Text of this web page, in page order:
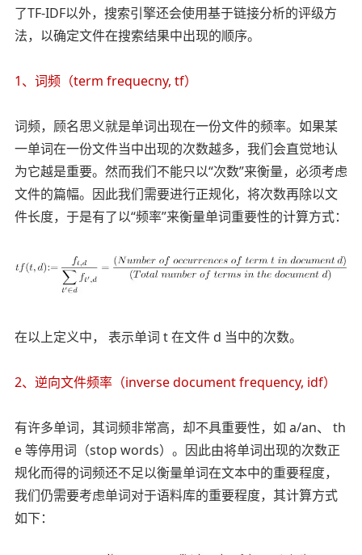
了TF-IDF以外，搜索引擎还会使用基于链接分析的评级方
法，以确定文件在搜索结果中出现的顺序。
1、词频（term frequecny, tf）
词频，顾名思义就是单词出现在一份文件的频率。如果某
一单词在一份文件当中出现的次数越多，我们会直觉地认
为它越是重要。然而我们不能只以“次数”来衡量，必须考虑
文件的篇幅。因此我们需要进行正规化，将次数再除以文
件长度，于是有了以“频率”来衡量单词重要性的计算方式：
在以上定义中， 表示单词 t 在文件 d 当中的次数。
2、逆向文件频率（inverse document frequency, idf）
有许多单词，其词频非常高，却不具重要性，如 a/an、 th
e 等停用词（stop words）。因此由将单词出现的次数正
规化而得的词频还不足以衡量单词在文本中的重要程度，
我们仍需要考虑单词对于语料库的重要程度，其计算方式
如下：